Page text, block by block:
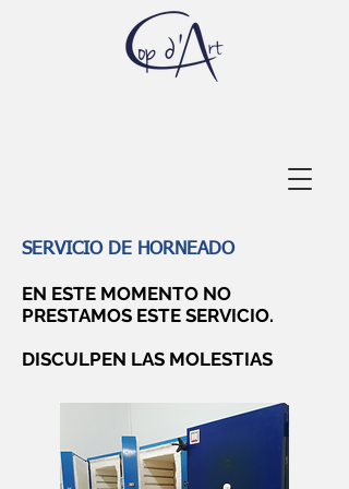
SERVICIO DE HORNEADO
EN ESTE MOMENTO NO
PRESTAMOS ESTE SERVICIO.
DISCULPEN LAS MOLESTIAS